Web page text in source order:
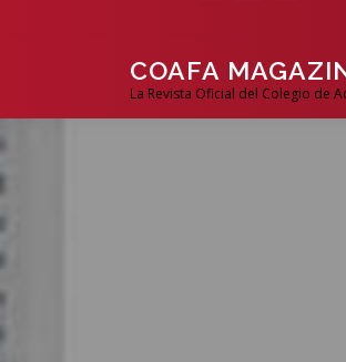
COAFA
La Revista Oficial del Colegio de